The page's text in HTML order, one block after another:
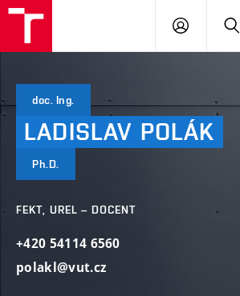
PŘIHLÁSIT
doc. Ing.
LADISLAV POLÁK
Ph.D.
FEKT, UREL – DOCENT
+420 54114 6560
polakl@vut.cz